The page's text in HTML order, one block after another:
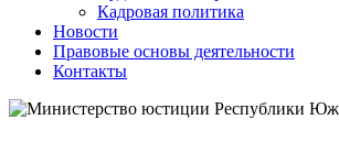
Кадровая политика
Новости
Правовые основы деятельности
Контакты